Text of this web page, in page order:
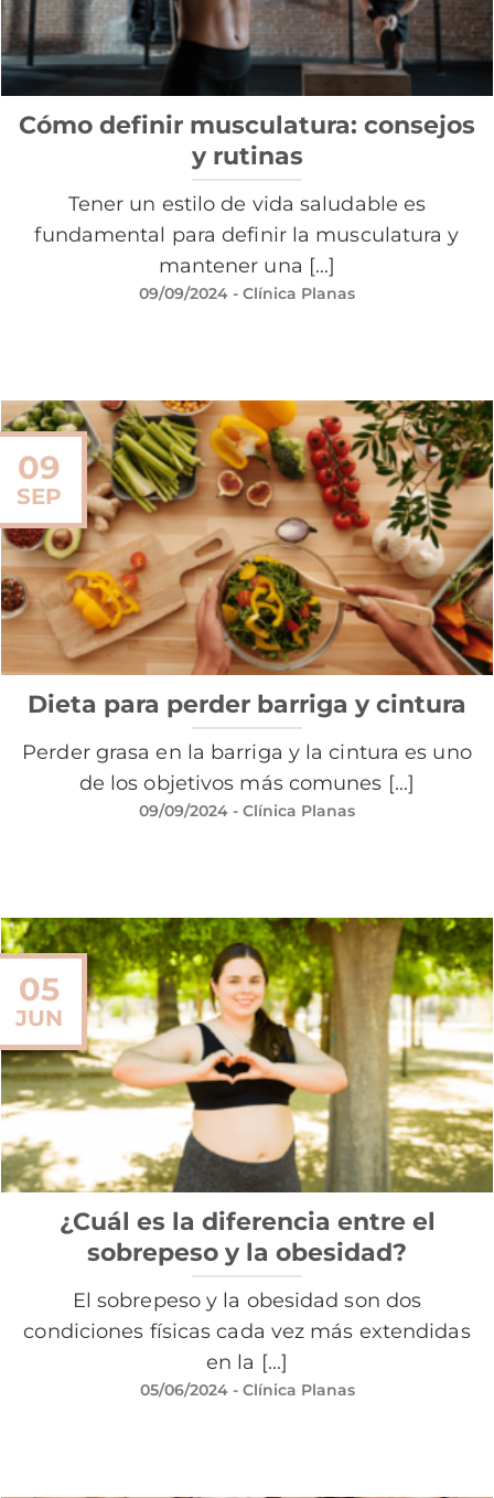
Cómo definir musculatura: consejos
y rutinas
Tener un estilo de vida saludable es
fundamental para definir la musculatura y
mantener una [...]
09/09/2024 - Clínica Planas
Dieta para perder barriga y cintura
Perder grasa en la barriga y la cintura es uno
de los objetivos más comunes [...]
09/09/2024 - Clínica Planas
09
SEP
¿Cuál es la diferencia entre el
sobrepeso y la obesidad?
El sobrepeso y la obesidad son dos
condiciones físicas cada vez más extendidas
en la [...]
05/06/2024- Clínica Planas
05
JUN